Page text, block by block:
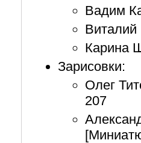
Вадим
Карина
Зарисовки:
Олег
207